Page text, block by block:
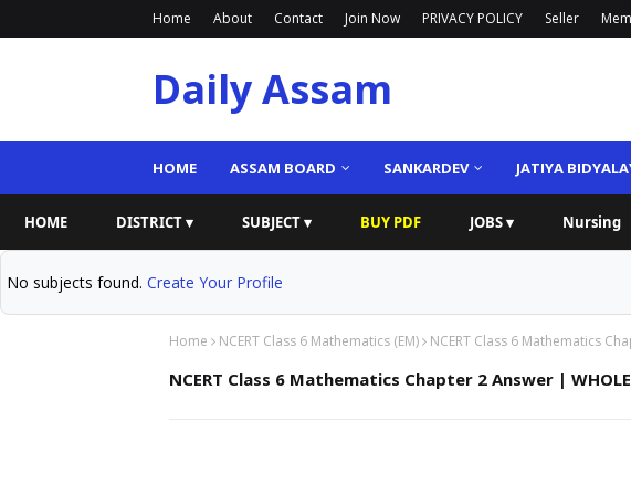
Home About Contact Join Now PRIVACY POLICY Seller
Daily Assam
HOME ASSAM BOARD SANKARDEV JATIYA
HOME DISTRICT ▾ SUBJECT ▾ BUY PDF JOBS ▾ Nursing
No subjects found. Create Your Profile
Home NCERT Class 6 Mathematics (EM) NCERT Class 6 Mathematics
NCERT Class 6 Mathematics Chapter 2 Answer |